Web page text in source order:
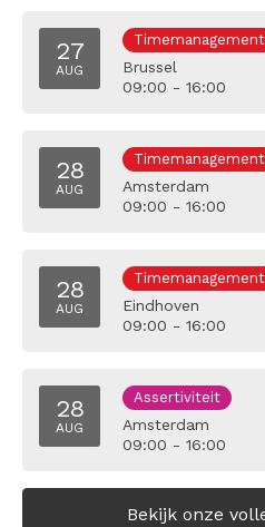
27
AUG
Timemanagement
Brussel
09:00 - 16:00
28
AUG
Timemanagement
Amsterdam
09:00 - 16:00
28
AUG
Timemanagement
Eindhoven
09:00 - 16:00
28
AUG
Assertiviteit
Amsterdam
09:00 - 16:00
Bekijk onze